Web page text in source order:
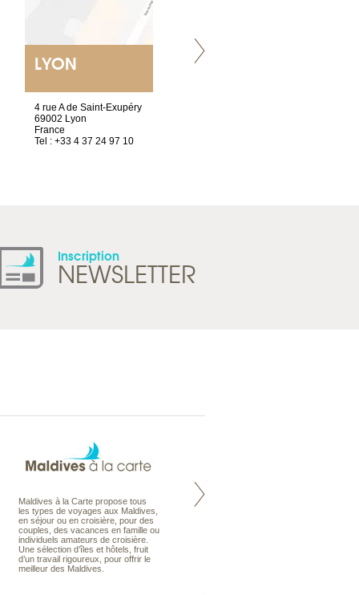
LYON
4 rue A de Saint-Exupéry
69002 Lyon
France
Tel : +33 4 37 24 97 10
Inscription
NEWSLETTER
Maldives à la Carte propose tous
les types de voyages aux Maldives,
en séjour ou en croisière, pour des
couples, des vacances en famille ou
individuels amateurs de croisière.
Une sélection d’îles et hôtels, fruit
d’un travail rigoureux, pour offrir le
meilleur des Maldives.
Notre site Odyssee est un portail